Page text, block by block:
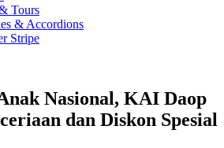
Tours
& Accordions
Stripe
Nasional, KAI Daop
dan Diskon Spesial